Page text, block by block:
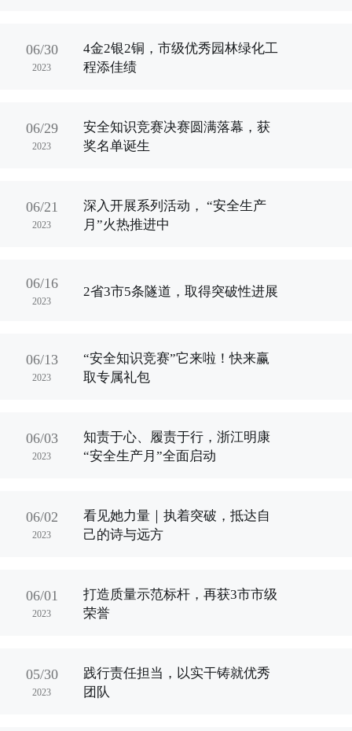
06/30
2023
4金2银2铜，市级优秀园林绿化工
程添佳绩
06/29
2023
安全知识竞赛决赛圆满落幕，获
奖名单诞生
06/21
2023
深入开展系列活动， “安全生产
月”火热推进中
06/16
2023
2省3市5条隧道，取得突破性进展
06/13
2023
“安全知识竞赛”它来啦！快来赢
取专属礼包
06/03
2023
知责于心、履责于行，浙江明康
“安全生产月”全面启动
06/02
2023
看见她力量｜执着突破，抵达自
己的诗与远方
06/01
2023
打造质量示范标杆，再获3市市级
荣誉
05/30
2023
践行责任担当，以实干铸就优秀
团队